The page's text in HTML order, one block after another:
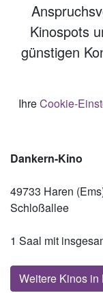
Kinospots
günstigen
IhreCookie-
Dankern-Kino
49733 Haren
Schloßallee
1 Saal mit
Weitere Kinos in